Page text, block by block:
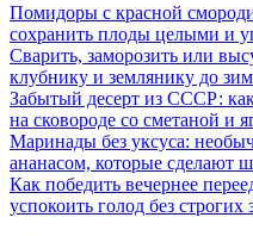
Помидоры с красной
сохранить плоды целыми и
Сварить, заморозить или
клубнику и землянику до
Забытый десерт из СССР:
на сковороде со сметаной и
Маринады без уксуса:
ананасом, которые сделают
Как победить вечернее
успокоить голод без строгих